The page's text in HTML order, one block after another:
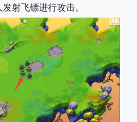
射飞镖进行攻击。